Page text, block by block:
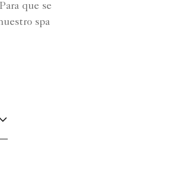
que se
spa